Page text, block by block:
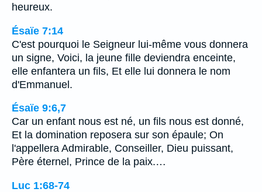
heureux.
Ésaïe 7:14
C'est pourquoi le Seigneur lui-même vous donnera
un signe, Voici, la jeune fille deviendra enceinte,
elle enfantera un fils, Et elle lui donnera le nom
d'Emmanuel.
Ésaïe 9:6,7
Car un enfant nous est né, un fils nous est donné,
Et la domination reposera sur son épaule; On
l'appellera Admirable, Conseiller, Dieu puissant,
Père éternel, Prince de la paix.…
Luc 1:68-74